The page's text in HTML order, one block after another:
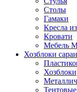
Столы
Гамаки
Кресла
Кровати
Мебель
Хозблоки сараи
Хозблоки
Тентовые